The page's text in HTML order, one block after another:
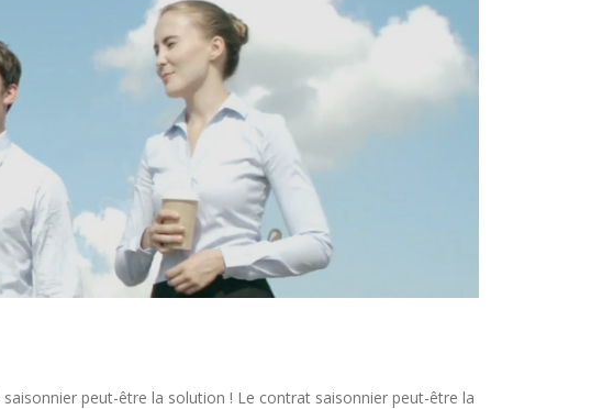
peut-être la solution ! Le contrat saisonnier peut-être la